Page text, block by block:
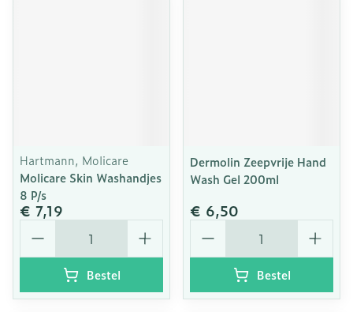
Hartmann, Molicare
Molicare Skin Washandjes
8 P/s
€ 7,19
Aantal
Bestel
Dermolin Zeepvrije Hand
Wash Gel 200ml
€ 6,50
Aantal
Bestel